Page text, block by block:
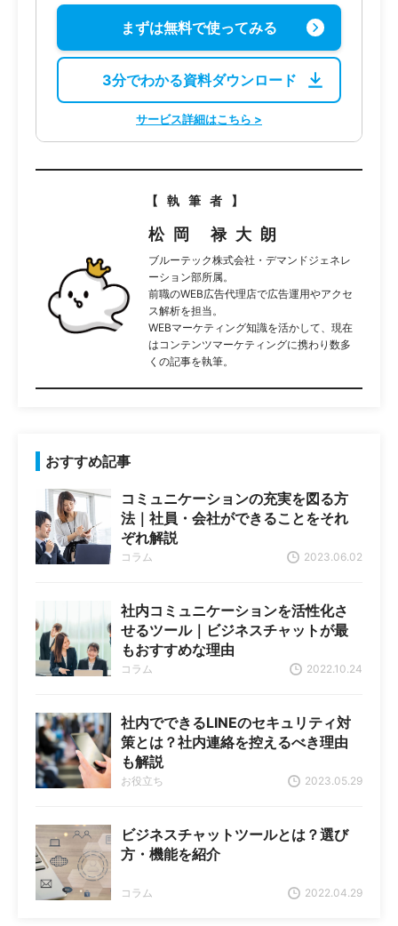
まずは無料で使ってみる
3分でわかる資料ダウンロード
サービス詳細はこちら >
【執筆者】
松岡 禄大朗
ブルーテック株式会社・デマンドジェネレ
ーション部所属。
前職のWEB広告代理店で広告運用やアクセ
ス解析を担当。
WEBマーケティング知識を活かして、現在
はコンテンツマーケティングに携わり数多
くの記事を執筆。
おすすめ記事
コミュニケーションの充実を図る方
法｜社員・会社ができることをそれ
ぞれ解説
2023.06.02
コラム
社内コミュニケーションを活性化さ
せるツール｜ビジネスチャットが最
もおすすめな理由
2022.10.24
コラム
社内でできるLINEのセキュリティ対
策とは？社内連絡を控えるべき理由
も解説
2023.05.29
お役立ち
ビジネスチャットツールとは？選び
方・機能を紹介
2022.04.29
コラム